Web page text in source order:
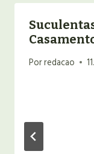
Porredacao